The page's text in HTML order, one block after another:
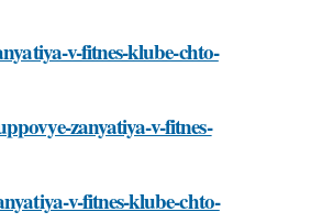
v-fitnes-klube-chto-
zanyatiya-v-fitnes-
v-fitnes-klube-chto-